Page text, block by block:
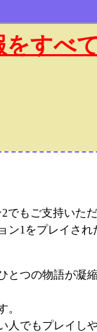
をすべ
もご支持いた
1をプレイさ
つの物語が凝
。
でもプレイし